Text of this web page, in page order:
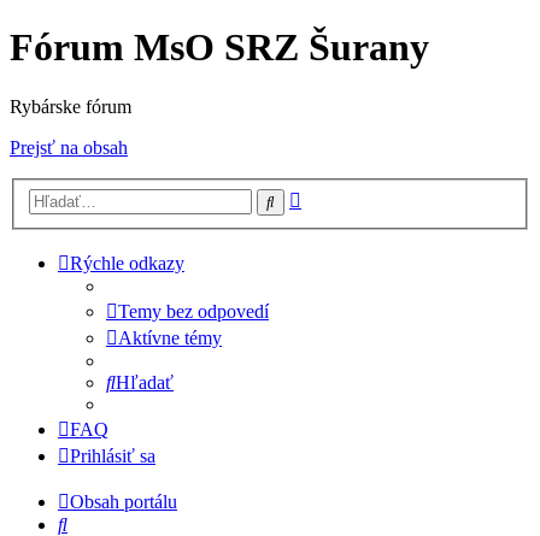
Fórum MsO SRZ Šurany
Rybárske fórum
Prejsť na obsah
Hľadať
Rýchle odkazy
Temy bez odpovedí
Aktívne témy
Hľadať
FAQ
Prihlásiť sa
Obsah portálu
Hľadať